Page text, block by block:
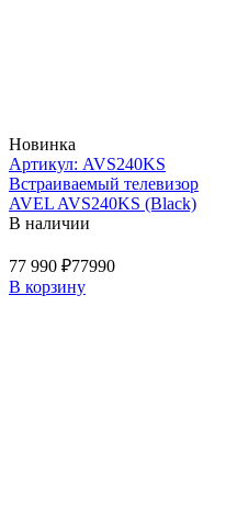
Новинка
Артикул: AVS240KS
Встраиваемый телевизор
AVEL AVS240KS (Black)
В наличии
77 990 ₽77990
В корзину